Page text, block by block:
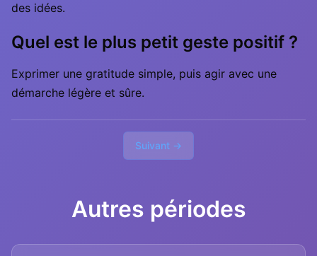
des idées.
Quel est le plus petit geste positif ?
Exprimer une gratitude simple, puis agir avec une
démarche légère et sûre.
Suivant →
Autres périodes